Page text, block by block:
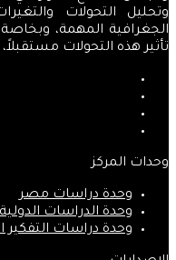
وتحليل التحولات
الجغرافية المهمة،
تأثير هذه التحولات
وحدات المركز
وحدة دراسات مصر
وحدة الدراسات الدولية
وحدة دراسات التفكير